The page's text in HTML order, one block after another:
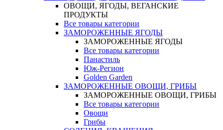
ОВОЩИ, ЯГОДЫ, ВЕГАНСКИЕ
ПРОДУКТЫ
Все товары категории
ЗАМОРОЖЕННЫЕ ЯГОДЫ
ЗАМОРОЖЕННЫЕ ЯГОДЫ
Все товары категории
Панастиль
Юж-Регион
Golden Garden
ЗАМОРОЖЕННЫЕ ОВОЩИ, ГРИБЫ
ЗАМОРОЖЕННЫЕ ОВОЩИ, ГРИБЫ
Все товары категории
Овощи
Грибы